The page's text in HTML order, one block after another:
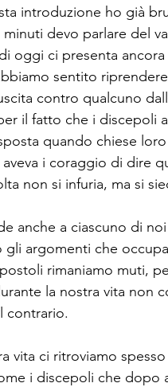
introduzione ho già
minuti devo parlare del
oggi ci presenta
sentito
contro qualcuno
il fatto che i discepoli
quando chiese
i coraggio di dire
non si infuria, ma si
anche a ciascuno di
gli argomenti che
rimaniamo muti,
la nostra vita non
contrario.
vita ci ritroviamo
i discepoli che dopo